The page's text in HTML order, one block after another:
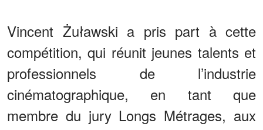
Vincent Żuławski a pris part à cette
compétition, qui réunit jeunes talents et
professionnels de l’industrie
cinématographique, en tant que
membre du jury Longs Métrages, aux